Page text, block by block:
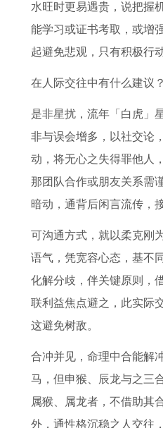
水旺时更易遇贵，说把握
能学习或证书考取，或增
起避免悲观，只有积极行
在人际交往中有什么建议？
是非星扰，流年「白虎」
非与误会增多，以社交论
动，将无心之失得罪他人
那团队合作或朋友关系需
暗动，通背后闲言流传，
可沟通方式，就以柔克刚
语气，凭宽容心态，基不
化解分歧，伴关键原则，
联利益焦点避之，此实际
这避免树敌。
合冲并见，命理中合能解
马，但申猴、辰龙与之三
属猴、属龙者，不借助其
外，通性格沉稳之人交往